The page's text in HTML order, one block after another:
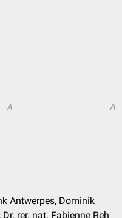
A A
Antwerpes, Dominik
rer. nat. Fabienne Reh